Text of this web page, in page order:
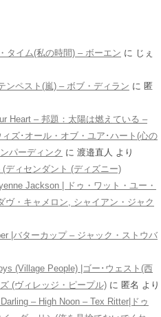
タイム(私の時間) – ボーエン に じぇ
ンペスト(嵐) – ボブ・ディラン に 匿
Heart – 邦題：太陽は燃えている –
ズ･オール・オブ・ユア･ハート(心の
パーディンク に 渡邉直人 より
(ディセンダント (ディズニー)
Jackson | ドゥ・ワット・ユー・
ヴ・キャメロン, シャイアン・ジャク
|バターカップ – ジャック・ストウバ
(Village People) |ゴー･ウェスト(西
(ヴィレッジ・ピープル) に 匿名 より
– High Noon – Tex Ritter|ドゥ